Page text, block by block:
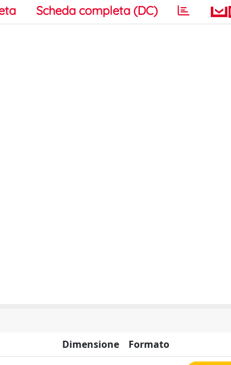
Scheda completa (DC)
Dimensione
Formato